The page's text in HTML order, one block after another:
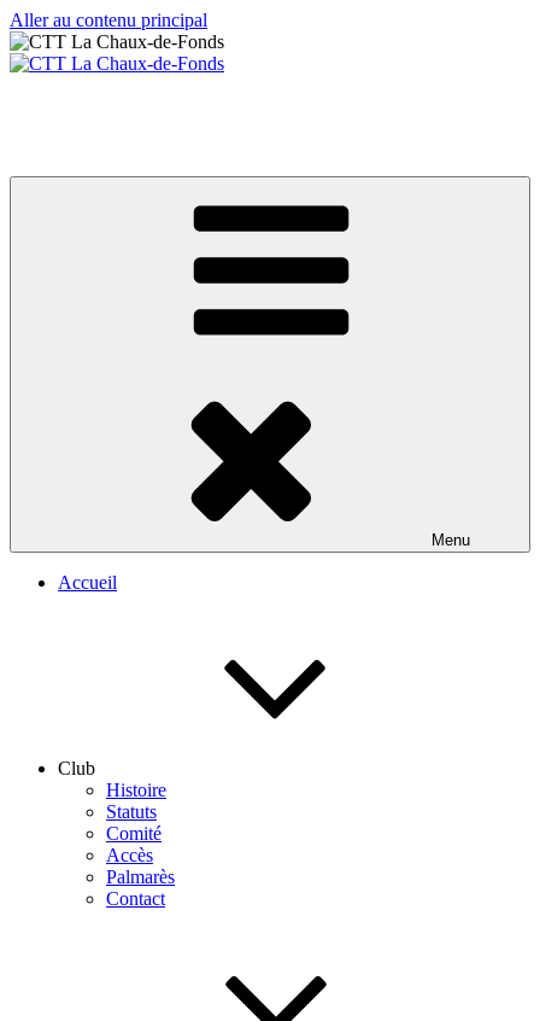
Aller au contenu principal
Menu
Accueil
Club
Histoire
Statuts
Comité
Accès
Palmarès
Contact